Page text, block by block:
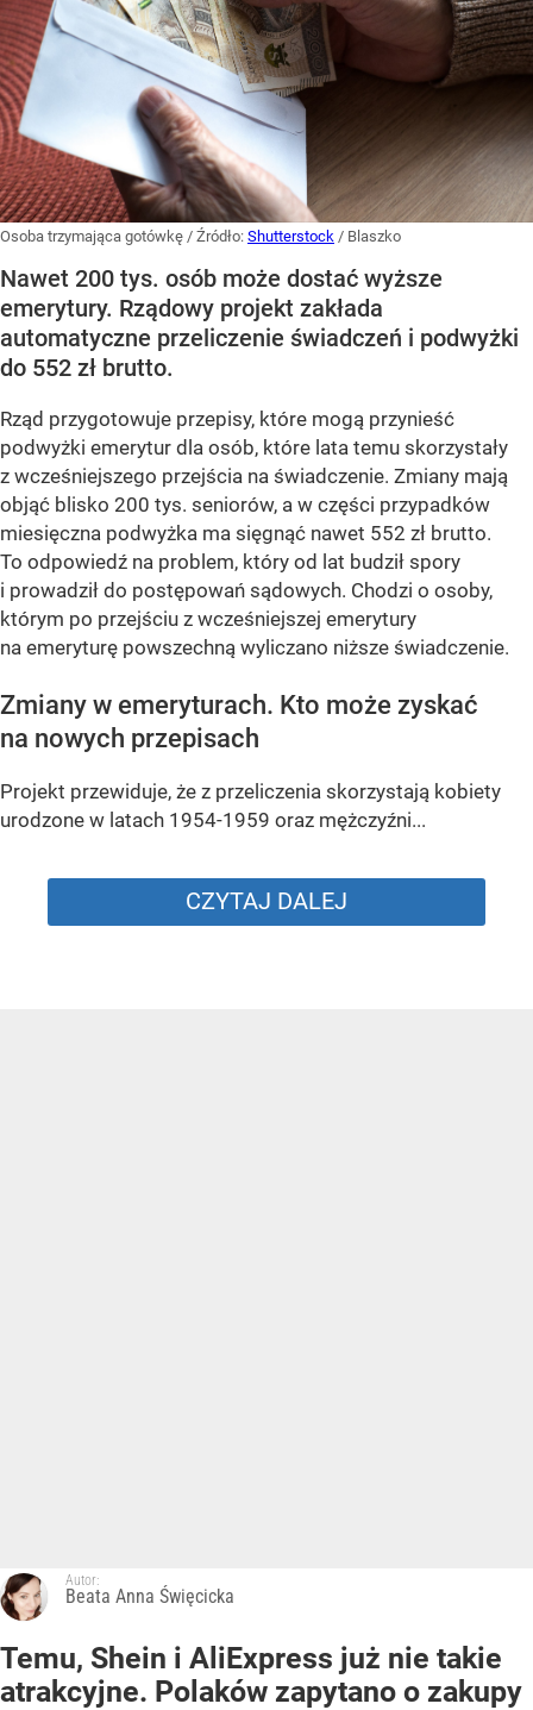
Osoba trzymająca gotówkę / Źródło: Shutterstock / Blaszko
Nawet 200 tys. osób może dostać wyższe
emerytury. Rządowy projekt zakłada
automatyczne przeliczenie świadczeń i podwyżki
do 552 zł brutto.
Rząd przygotowuje przepisy, które mogą przynieść
podwyżki emerytur dla osób, które lata temu skorzystały
z wcześniejszego przejścia na świadczenie. Zmiany mają
objąć blisko 200 tys. seniorów, a w części przypadków
miesięczna podwyżka ma sięgnąć nawet 552 zł brutto.
To odpowiedź na problem, który od lat budził spory
i prowadził do postępowań sądowych. Chodzi o osoby,
którym po przejściu z wcześniejszej emerytury
na emeryturę powszechną wyliczano niższe świadczenie.
Zmiany w emeryturach. Kto może zyskać
na nowych przepisach
Projekt przewiduje, że z przeliczenia skorzystają kobiety
urodzone w latach 1954-1959 oraz mężczyźni...
CZYTAJ DALEJ
Autor:
Beata Anna Święcicka
Temu, Shein i AliExpress już nie takie
atrakcyjne. Polaków zapytano o zakupy